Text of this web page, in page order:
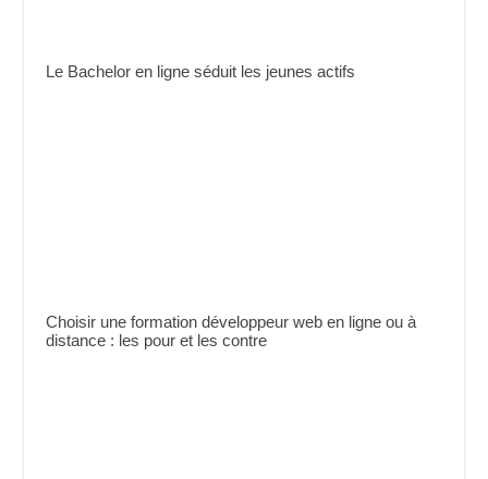
Le Bachelor en ligne séduit les jeunes actifs
Choisir une formation développeur web en ligne ou à
distance : les pour et les contre